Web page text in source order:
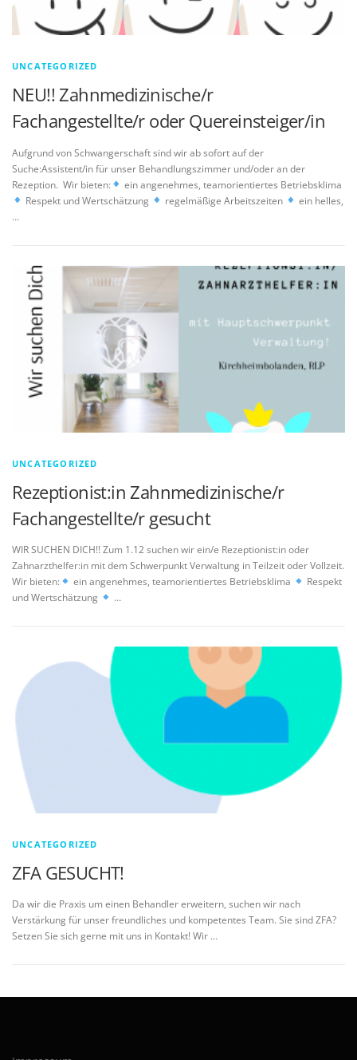
UNCATEGORIZED
NEU!! Zahnmedizinische/r
Fachangestellte/r oder Quereinsteiger/in
Aufgrund von Schwangerschaft sind wir ab sofort auf der
Suche:Assistent/in für unser Behandlungszimmer und/oder an der
Rezeption. Wir bieten:
ein angenehmes, teamorientiertes Betriebsklima
Respekt und Wertschätzung
regelmäßige Arbeitszeiten
ein helles,
…
UNCATEGORIZED
Rezeptionist:in Zahnmedizinische/r
Fachangestellte/r gesucht
WIR SUCHEN DICH!! Zum 1.12 suchen wir ein/e Rezeptionist:in oder
Zahnarzthelfer:in mit dem Schwerpunkt Verwaltung in Teilzeit oder Vollzeit.
Wir bieten:
ein angenehmes, teamorientiertes Betriebsklima
Respekt
und Wertschätzung
…
UNCATEGORIZED
ZFA GESUCHT!
Da wir die Praxis um einen Behandler erweitern, suchen wir nach
Verstärkung für unser freundliches und kompetentes Team. Sie sind ZFA?
Setzen Sie sich gerne mit uns in Kontakt! Wir …